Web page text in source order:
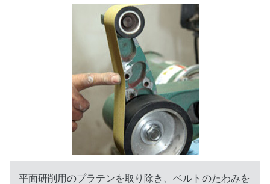
平面研削用のプラテンを取り除き、ベルトのたわみを